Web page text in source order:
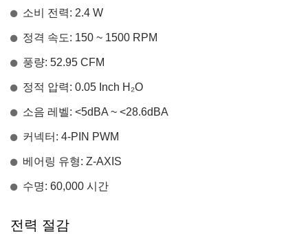
소비 전력: 2.4 W
정격 속도: 150 ~ 1500 RPM
풍량: 52.95 CFM
정적 압력: 0.05 Inch H₂O
소음 레벨: <5dBA ~ <28.6dBA
커넥터: 4-PIN PWM
베어링 유형: Z-AXIS
수명: 60,000 시간
전력 절감